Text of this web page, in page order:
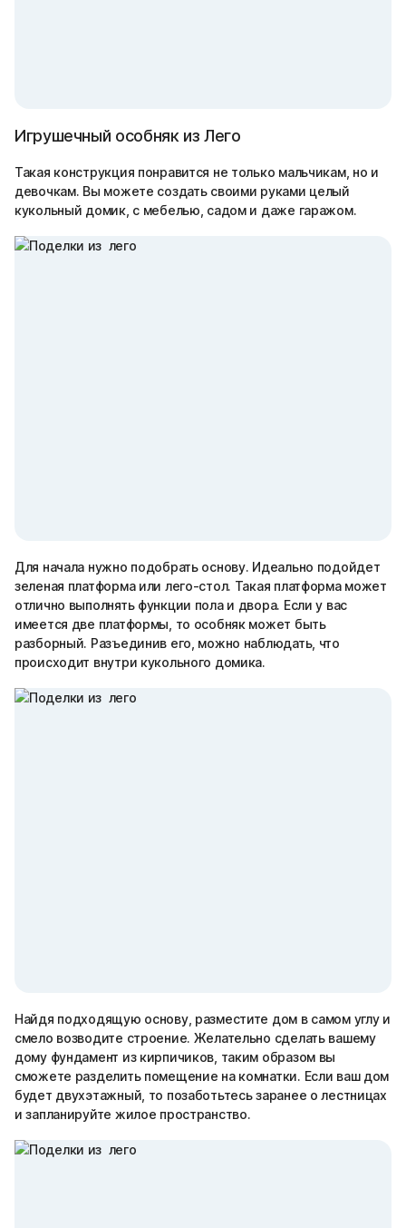
Игрушечный особняк из Лего
Такая конструкция понравится не только мальчикам, но и
девочкам. Вы можете создать своими руками целый
кукольный домик, с мебелью, садом и даже гаражом.
Для начала нужно подобрать основу. Идеально подойдет
зеленая платформа или лего-стол. Такая платформа может
отлично выполнять функции пола и двора. Если у вас
имеется две платформы, то особняк может быть
разборный. Разъединив его, можно наблюдать, что
происходит внутри кукольного домика.
Найдя подходящую основу, разместите дом в самом углу и
смело возводите строение. Желательно сделать вашему
дому фундамент из кирпичиков, таким образом вы
сможете разделить помещение на комнатки. Если ваш дом
будет двухэтажный, то позаботьтесь заранее о лестницах
и запланируйте жилое пространство.